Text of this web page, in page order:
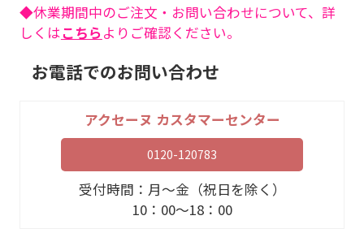
◆休業期間中のご注文・お問い合わせについて、詳
しくはこちら よりご確認ください。
お電話でのお問い合わせ
アクセーヌ カスタマーセンター
0120-120783
受付時間：月～金（祝日を除く）
10：00～18：00